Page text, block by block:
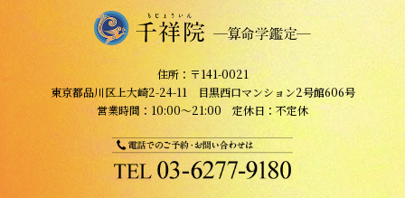
住所：〒141-0021
東京都品川区上大崎2-24-11 目黒西口マンション2号館606号
営業時間：10:00～21:00 定休日：不定休